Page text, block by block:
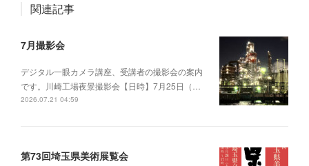
関連記事
7月撮影会
デジタル一眼カメラ講座、受講者の撮影会の案内
です。川崎工場夜景撮影会【日時】7月25日（…
2026.07.21 04:59
第73回埼玉県美術展覧会